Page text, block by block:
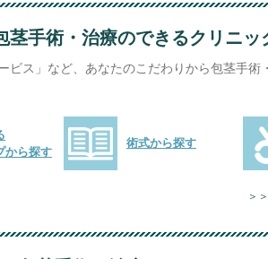
茎手術・治療のできるクリニッ
ビス」など、あなたのこだわりから包茎手
から探す
術式から探す
＞